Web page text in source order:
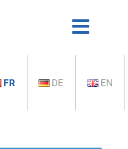
FR DE EN